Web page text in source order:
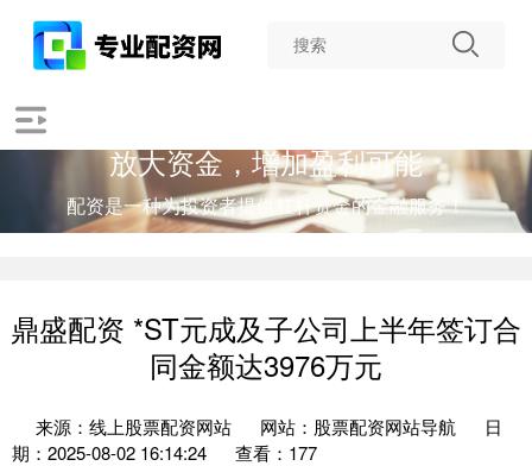
放大资金，增加盈利可能
配资是一种为投资者提供杠杆资金的金融服务！
鼎盛配资 *ST元成及子公司上半年签订合
同金额达3976万元
来源：线上股票配资网站 网站：股票配资网站导航
日
期：2025-08-02 16:14:24
查看：177